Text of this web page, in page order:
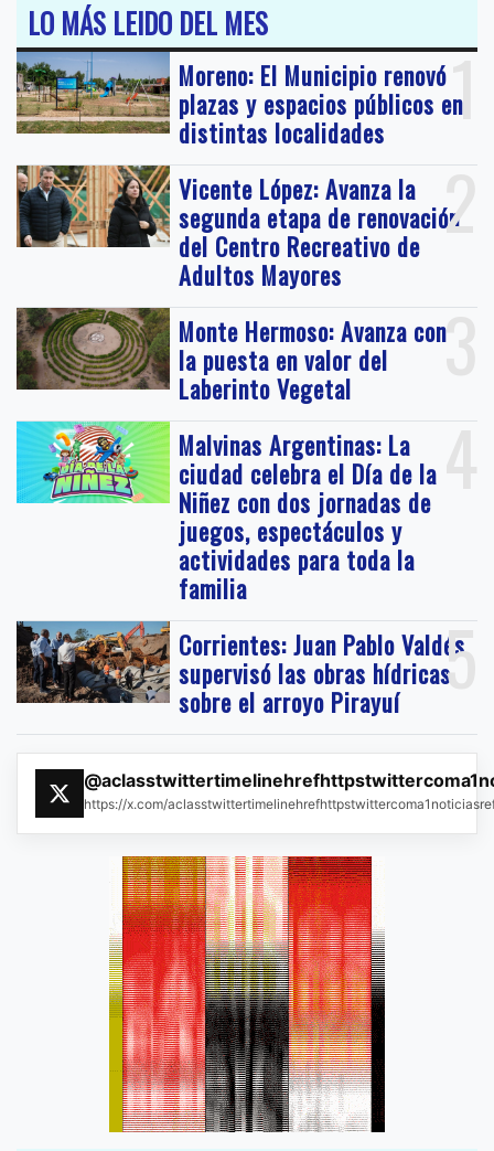
LO MÁS LEIDO DEL MES
1
Moreno: El Municipio renovó
plazas y espacios públicos en
distintas localidades
2
Vicente López: Avanza la
segunda etapa de renovación
del Centro Recreativo de
Adultos Mayores
3
Monte Hermoso: Avanza con
la puesta en valor del
Laberinto Vegetal
4
Malvinas Argentinas: La
ciudad celebra el Día de la
Niñez con dos jornadas de
juegos, espectáculos y
actividades para toda la
familia
5
Corrientes: Juan Pablo Valdés
supervisó las obras hídricas
sobre el arroyo Pirayuí
https://x.com/